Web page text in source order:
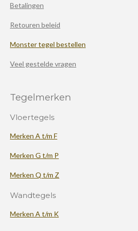
Betalingen
Retouren beleid
Monster tegel bestellen
Veel gestelde vragen
Tegelmerken
Vloertegels
Merken A t/m F
Merken G t/m P
Merken Q t/m Z
Wandtegels
Merken A t/m K